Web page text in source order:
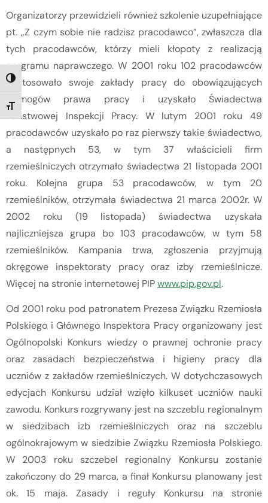
TOGGLE HIGH CONTRAST
TOGGLE FONT SIZE
Organizatorzy przewidzieli również szkolenie uzupełniające
pt. „Z czym sobie nie radzisz pracodawco”, zwłaszcza dla
tych pracodawców, którzy mieli kłopoty z realizacją
programu naprawczego. W 2001 roku 102 pracodawców
dostosowało swoje zakłady pracy do obowiązujących
wymogów prawa pracy i uzyskało Świadectwa
Państwowej Inspekcji Pracy. W lutym 2001 roku 49
pracodawców uzyskało po raz pierwszy takie świadectwo,
a następnych 53, w tym 37 właścicieli firm
rzemieślniczych otrzymało świadectwa 21 listopada 2001
roku. Kolejna grupa 53 pracodawców, w tym 20
rzemieślników, otrzymała świadectwa 21 marca 2002r. W
2002 roku (19 listopada) świadectwa uzyskała
najliczniejsza grupa bo 103 pracodawców, w tym 58
rzemieślników. Kampania trwa, zgłoszenia przyjmują
okręgowe inspektoraty pracy oraz izby rzemieślnicze.
Więcej na stronie internetowej PIPwww.pip.gov.pl.
Od 2001 roku pod patronatem Prezesa Związku Rzemiosła
Polskiego i Głównego Inspektora Pracy organizowany jest
Ogólnopolski Konkurs wiedzy o prawnej ochronie pracy
oraz zasadach bezpieczeństwa i higieny pracy dla
uczniów z zakładów rzemieślniczych. W dotychczasowych
edycjach Konkursu udział wzięło kilkuset uczniów nauki
zawodu. Konkurs rozgrywany jest na szczeblu regionalnym
w siedzibach izb rzemieślniczych oraz na szczeblu
ogólnokrajowym w siedzibie Związku Rzemiosła Polskiego.
W 2003 roku szczebel regionalny Konkursu zostanie
zakończony do 29 marca, a finał Konkursu planowany jest
ok. 15 maja. Zasady i reguły Konkursu na stronie